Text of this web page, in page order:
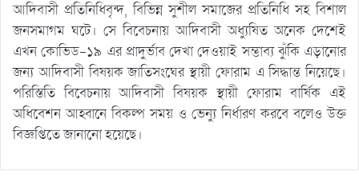
আদিবাসী প্রতিনিধিবৃন্দ, বিভিন্ন সুশীল সমাজের প্রতিনিধি সহ বিশাল
জনসমাগম ঘটে। সে বিবেচনায় আদিবাসী অধ্যুষিত অনেক দেশেই
এখন কোভিড-১৯ এর প্রাদুর্ভাব দেখা দেওয়াই সম্ভাব্য ঝুঁকি এড়ানোর
জন্য আদিবাসী বিষয়ক জাতিসংঘের স্থায়ী ফোরাম এ সিদ্ধান্ত নিয়েছে।
পরিস্তিতি বিবেচনায় আদিবাসী বিষয়ক স্থায়ী ফোরাম বার্ষিক এই
অধিবেশন আহ্বানে বিকল্প সময় ও ভেন্যু নির্ধারণ করবে বলেও উক্ত
বিজ্ঞপ্তিতে জানানো হয়েছে।